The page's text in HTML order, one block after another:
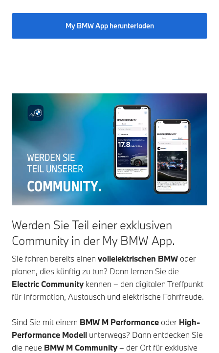
My BMW App herunterladen
Werden Sie Teil einer exklusiven
Community in der My BMW App.
Sie fahren bereits einen vollelektrischen BMW oder
planen, dies künftig zu tun? Dann lernen Sie die
Electric Communitykennen – den digitalen Treffpunkt
für Information, Austausch und elektrische Fahrfreude.
Sind Sie mit einem BMW M Performance oder High-
Performance Modell unterwegs? Dann entdecken Sie
die neue BMW M Community– der Ort für exklusive